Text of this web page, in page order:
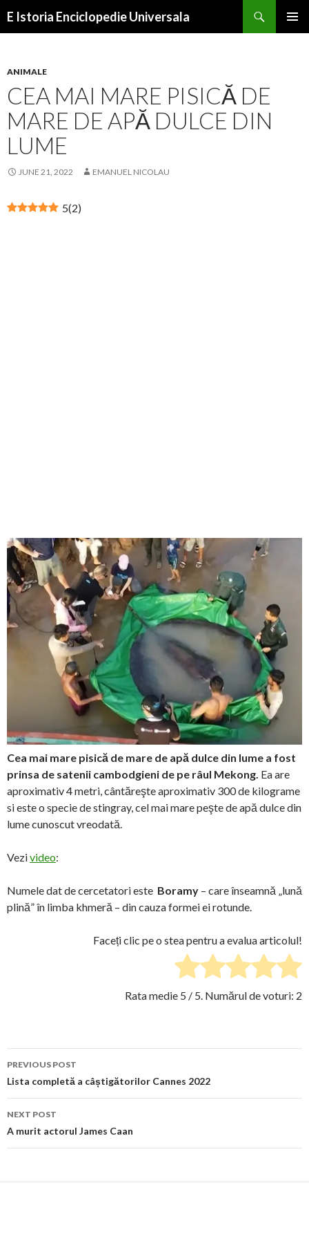
E Istoria Enciclopedie Universala
ANIMALE
CEA MAI MARE PISICĂ DE
MARE DE APĂ DULCE DIN
LUME
JUNE 21, 2022 EMANUEL NICOLAU
5(2)
Cea mai mare pisică de mare de apă dulce din lume a fost
prinsa de satenii cambodgieni de pe râul Mekong. Ea are
aproximativ 4 metri, cântăreşte aproximativ 300 de kilograme
si este o specie de stingray, cel mai mare peşte de apă dulce din
lume cunoscut vreodată.
Vezivideo:
Numele dat de cercetatori este Boramy – care înseamnă „lună
plină” în limba khmeră – din cauza formei ei rotunde.
Faceți clic pe o stea pentru a evalua articolul!
Rata medie 5 / 5. Numărul de voturi: 2
Post
navigation
PREVIOUS POST
Lista completă a câștigătorilor Cannes 2022
NEXT POST
A murit actorul James Caan